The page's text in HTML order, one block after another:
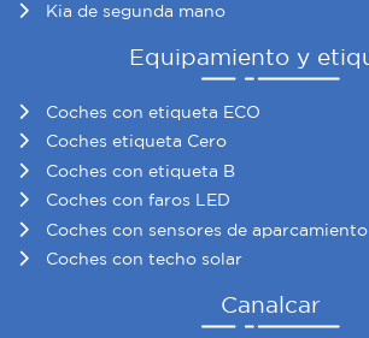
Kia de segunda mano
Equipamiento y
Coches con etiqueta ECO
Coches etiqueta Cero
Coches con etiqueta B
Coches con faros LED
Coches con sensores de aparcamiento
Coches con techo solar
Canalcar